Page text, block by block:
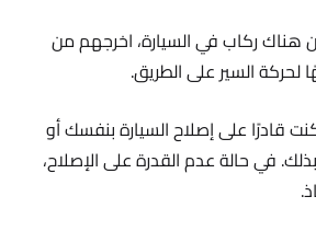
هناك ركاب في السيارة، اخرجهم من
لحركة السير على الطريق.
قادرًا على إصلاح السيارة بنفسك أو
في حالة عدم القدرة على الإصلاح،